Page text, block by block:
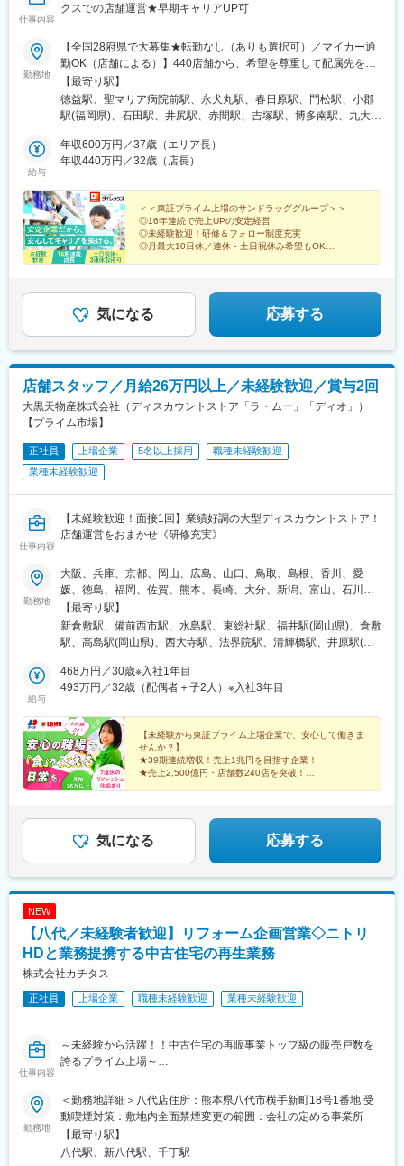
駅、黒井駅(新潟県)、東三条駅、燕駅、青山駅、東柏崎駅、東新潟
駅(新潟県)、大形駅、西新発田駅、三条駅(新潟県)、水原駅、津守
駅、八尾駅、春木駅、御陵前駅、熊取駅、松ノ浜駅、栂・美木多
駅、白鷺駅、摂津富田駅、矢田駅(大阪府)、今川駅(大阪府)、福知
山市民病院口駅、耳成駅、忍海駅、加太駅(和歌山県)、東加古川
駅、京口駅、播磨高岡駅、播州赤穂駅、葉多駅、鳴門駅、加古川
駅、滝野駅、はりま勝原駅、北条町駅、飾磨駅、恵比須駅、鉢伏
山上駅、浜の宮駅、播磨町駅、山下駅(兵庫県)、高田駅(香川県)、
多度津駅、太田駅(香川県)、潟元駅、三津駅、今治駅、上宇和駅、
新居浜駅、伊予西条駅、宮田町駅、堀江駅、福音寺駅、東尾道
県)、修大協創中高前駅、河戸帆待川駅、大竹駅、福島町駅、戸手
駅、宇品四丁目駅、五日市駅、向洋駅、玖村駅、高田駅(長崎県)、
大塔駅、三会駅、若葉町駅、幸駅、道ノ尾駅、石橋駅(長崎県)、
喜々津駅、上相浦駅、佐々駅、西諫早駅、新大工町駅、島原港
駅、日田駅、中津駅(大分県)、別府駅(大分県)、豊後森駅、鶴崎
本県)、宇土駅、天ケ瀬駅、千丁駅、植木駅、竜田口駅、三角駅、
御代志駅、武蔵塚駅、木葉駅、新八代駅、田崎橋駅、佐敷駅、浦
添前田駅、奥武山公園駅、首里駅、古島駅、てだこ浦西駅、久留
米高校前駅、西鉄小郡駅、九産大前駅、熊西駅、谷山駅(指宿枕崎
線)、文化の森駅、知寄町駅、船橋日大前駅、三好町駅、駒川中野
駅、琴電屋島駅、古町駅、可部駅、西観音町駅、宇品五丁目駅、
千歳町駅(長崎県)、諏訪神社駅、日田市役所前駅、花畑駅、葛島橋
東詰駅、針中野駅、屋島駅、ＪＲ松山駅前駅、広電西広島・己斐
駅、宇品三丁目駅、西浦上駅、新中川町駅
仕事内容
クスでの店舗運営★早期キャリアUP可
勤務地
【全国28府県で大募集★転勤なし（ありも選択可）／マイカー通
勤OK（店舗による）】440店舗から、希望を尊重して配属先を決
定！☆必要に応じて借り上げ社宅の利用も可能！◆九州エリア福
岡県（55店舗）、佐賀県（24店舗）、長崎県（29店舗）、熊本県
（34店舗）、大分県（18店舗）、宮崎県（25店舗）、鹿児島県
広島県（24店舗）、山口県（18店舗）、島根県（7店舗）、鳥取
県（5店舗）◆四国エリア徳島県（16店舗）、香川県（17店
（17店舗）、京都府（1店舗）、奈良県（2店舗）、大阪府（11店
舗）◆関東エリア埼玉県（12店舗）、群馬県（4店舗）、千葉県
（9店舗）、茨城県（1店舗）◆信越・北陸エリア新潟県（18店
舗）、山梨県（7店舗）、長野県（7店舗）★当社HPの「店舗案
内」から、お近くの店舗をチェックしてください！トップページ
す。※勤務地の受動喫煙対策：屋内禁煙
【最寄り駅】
徳益駅、聖マリア病院前駅、永犬丸駅、春日原駅、門松駅、小郡
駅(福岡県)、石田駅、井尻駅、赤間駅、吉塚駅、博多南駅、九大学
福大前駅、教育大前駅、飯塚駅、南久留米駅、犬塚駅、東福間
駅、筑後吉井駅、門司駅、太宰府駅、羽犬塚駅、蒲池駅(福岡県)、
県)、下曽根駅、筑前前原駅、水巻駅、海老津駅、遠賀野駅、土井
駅、原町駅、甘木駅(西鉄線)、二島駅、中間駅、千鳥駅、周船寺
駅、南小倉駅、姪浜駅、池尻駅、銀水駅、若松駅、宮崎神宮駅、
南延岡駅、蓮ケ池駅、宮崎駅、油津駅、三股駅、日向庄内駅、加
納駅(宮崎県)、西都城駅、五十市駅、日向新富駅、緑町駅、田吉
北方駅(佐賀県)、伊万里駅、新鳥栖駅、江北駅(佐賀県)、鍋島駅、
湯田温泉駅、幡生駅、下関駅、川棚温泉駅、松江駅、岸本駅、後
崎駅、荒田八幡駅、帖佐駅、国分駅(鹿児島県)、西出水駅、川内駅
(鹿児島県)、日当山駅、阿波富田駅、蔵本駅、二軒屋駅、佐古駅、
旭駅前通駅、入明駅、知寄町三丁目駅、古河駅、新町駅(群馬県)、
西小泉駅、三俣駅、群馬総社駅、鶴瀬駅、籠原駅、新田駅(埼玉
県)、東岩槻駅、桶川駅、八潮駅、的場駅、大袋駅、北朝霞駅、上
尾駅、北越谷駅、八街駅、八千代緑が丘駅、おゆみ野駅、旭駅(千
葉県)、公津の杜駅、豊四季駅、茂原駅、志津駅、八千代台駅、六
(新潟県)、加茂駅(新潟県)、大形駅、西新発田駅、三条駅(新潟
県)、水原駅、国母駅、竜王駅、南甲府駅、甲府駅、塩山駅、富士
千曲駅、信州中野駅、柏矢町駅、福知山市民病院口駅、八尾駅、
春木駅、御陵前駅、熊取駅、松ノ浜駅、栂・美木多駅、白鷺駅、
摂津富田駅、矢田駅(大阪府)、今川駅(大阪府)、津守駅、加太駅(和
歌山県)、東加古川駅、京口駅、播磨高岡駅、播州赤穂駅、葉多
駅、鳴門駅、加古川駅、滝野駅、はりま勝原駅、北条町駅、飾磨
県)、耳成駅、忍海駅、西条駅(広島県)、松永駅、東福山駅、鵜飼
駅(広島県)、楽々園駅、東尾道駅、八次駅、三原駅、天応駅、福山
北口駅、坂出駅、沖松島駅、三津駅、上宇和駅、宮田町駅、石橋
駅(長崎県)、早岐駅、平和公園駅、肥前古賀駅、島原港駅、道ノ尾
駅、東諫早駅、高田駅(長崎県)、大塔駅、三会駅、若葉町駅、健軍
町駅、亀井駅、南熊本駅、内牧駅、肥後西村駅、八代駅、高森
駅、北熊本駅、交通局前駅(熊本県)、竜田口駅、三里木駅、松橋
分駅、別府大学駅、鶴崎駅、別府駅(大分県)、豊後森駅、安里駅、
てだこ浦西駅、小禄駅、奥武山公園駅、修大協創中高前駅、谷山
駅(鹿児島市電)、河戸帆待川駅、西大分駅、矢原駅、福島町駅、南
宮崎駅、田崎橋駅、宇品四丁目駅、木花駅、五日市駅、久留米高
校前駅、西鉄小郡駅、九産大前駅、熊西駅、小田原駅、常盤駅(岡
野駅、春日川駅、古町駅、千歳町駅(長崎県)、八景水谷駅、平成
駅、九品寺交差点駅、光の森駅、谷山駅(指宿枕崎線)、可部駅、西
観音町駅、宇品五丁目駅、花畑駅、葛島橋東詰駅、針中野駅、木
太町駅、ＪＲ松山駅前駅、西浦上駅、味噌天神前駅、広電西広
島・己斐駅、宇品三丁目駅
給与
年収600万円／37歳（エリア長）
年収440万円／32歳（店長）
＜＜東証プライム上場のサンドラッググループ＞＞
◎16年連続で売上UPの安定経営
◎未経験歓迎！研修＆フォロー制度充実
◎月最大10日休／連休・土日祝休み希望もOK
気になる 応募する
店舗スタッフ／月給26万円以上／未経験歓迎／賞与2回
大黒天物産株式会社（ディスカウントストア「ラ・ムー」「ディオ」）
【プライム市場】
正社員 上場企業 5名以上採用
職種未経験歓迎
業種未経験歓迎
仕事内容
【未経験歓迎！面接1回】業績好調の大型ディスカウントストア！
店舗運営をおまかせ《研修充実》
勤務地
大阪、兵庫、京都、岡山、広島、山口、鳥取、島根、香川、愛
媛、徳島、福岡、佐賀、熊本、長崎、大分、新潟、富山、石川、
福井、長野、岐阜、愛知、山梨、三重、滋賀、奈良、和歌山の各
店舗（ラ・ムーまたはディオ）【★各店舗の募集】◆近畿（三
重:9店舗、滋賀:10店舗、京都:2店舗、大阪:24店舗、兵庫:17店
舗、山口:5店舗、鳥取:9店舗、島根:3店舗）◆四国（香川:9店舗、
愛媛:12店舗、徳島:7店舗）◆九州（福岡:15店舗、佐賀:2店舗、熊
店舗、石川:6店舗、福井:1店舗、長野:10店舗、岐阜:5店舗、愛
知:5店舗、山梨:1店舗）※オープン予定も含む店舗数◎配属店舗の
異動など転勤はありますが、エリア内の転勤（エリア社員）、住
居近隣のみの転勤（ホーム社員）など、勤務地・働き方を選ぶこ
ともできます。＜敷地内禁煙＞
【最寄り駅】
新倉敷駅、備前西市駅、水島駅、東総社駅、福井駅(岡山県)、倉敷
駅、高島駅(岡山県)、西大寺駅、法界院駅、清輝橋駅、井原駅(岡
駅、勝間田駅、林野駅、北長瀬駅、津山駅、茶屋町駅、上の町
駅、吉備津駅、吉備真備駅、福山駅、宇品五丁目駅、矢野駅、広
帆待川駅、坂駅、梅林駅(広島県)、駅家駅、東福山駅、防府駅、新
下関駅、櫛ケ浜駅、馬場崎町駅、郡家駅、湖山駅、倉吉駅、三本
松口駅、鳥取駅、伯耆大山駅、松江駅、乃木駅、安来駅、坂出
駅、水田駅、円座駅、栗熊駅、金蔵寺駅、香西駅、志度駅、空港
通り駅、太田駅(香川県)、壬生川駅、波止浜駅、衣山駅、五郎駅、
羅前駅、鴨島駅、阿波赤石駅、佐古駅、石井駅(徳島県)、板野駅、
水巻駅、若松駅、久留米駅、下曽根駅、苅田駅、一本松駅(福岡
駅、上諏訪駅、一日市場駅、南松本駅、広丘駅、柏矢町駅、日野
駅(長野県)、上田原駅、長野駅、高岡駅、大垣駅、土岐市駅、美江
寺駅、中津川駅、小池駅、小牧口駅、道徳駅、奥田駅、聚楽園
駅、瀬田駅(滋賀県)、おごと温泉駅、守山駅、近江八幡駅、長浜
駅、和泉砂川駅、南摂津駅、西九条駅、岡田浦駅、北野田駅、吉
田駅(大阪府)、木津川駅、喜志駅、忍ケ丘駅、深井駅、彩都西駅、
駅、出来島駅、土山駅、網干駅、浜の宮駅、飾磨駅、新在家駅、
御着駅、西江井ケ島駅、播州赤穂駅、大蔵谷駅、篠山口駅、妙法
寺駅(兵庫県)、福崎駅、相生駅(兵庫県)、谷上駅、新三田駅、大村
駅(兵庫県)、滝の茶屋駅、志都美駅、京終駅、富雄駅、大福駅、忍
給与
468万円／30歳※入社1年目
493万円／32歳（配偶者＋子2人）※入社3年目
【未経験から東証プライム上場企業で、安心して働きま
せんか？】
★39期連続増収！売上1兆円を目指す企業！
★売上2,500億円・店舗数240店を突破！
気になる 応募する
NEW
【八代／未経験者歓迎】リフォーム企画営業◇ニトリ
HDと業務提携する中古住宅の再生業務
株式会社カチタス
正社員 上場企業 職種未経験歓迎 業種未経験歓迎
仕事内容
～未経験から活躍！！中古住宅の再販事業トップ級の販売戸数を
誇るプライム上場～
長できる企業」上位選出される当社で、中古住宅の買取、リフォ
ーム・商品化、販売を行う営業職として活躍しております～
＼こんな方はぜひご応募ください／
・専門性を深めたい・市場価値を高めたい方
勤務地
＜勤務地詳細＞八代店住所：熊本県八代市横手新町18号1番地 受
動喫煙対策：敷地内全面禁煙変更の範囲：会社の定める事業所
【最寄り駅】
八代駅、新八代駅、千丁駅